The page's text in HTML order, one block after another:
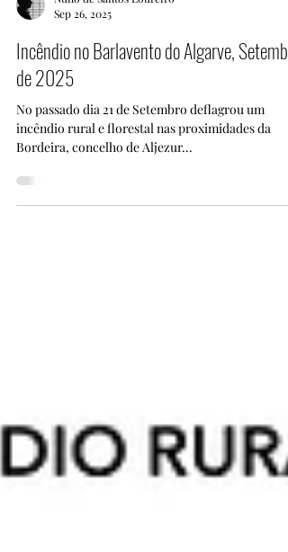
Sep 26, 2025
Incêndio no Barlavento do Algarve, Setembro
de 2025
No passado dia 21 de Setembro deflagrou um
Bordeira, concelho de Aljezur...